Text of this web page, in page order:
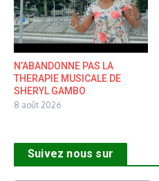
N’ABANDONNE PAS LA
THERAPIE MUSICALE DE
SHERYL GAMBO
8 août 2026
Suivez nous sur